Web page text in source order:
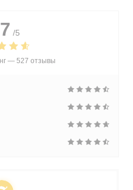
/5
— 527 отзывы